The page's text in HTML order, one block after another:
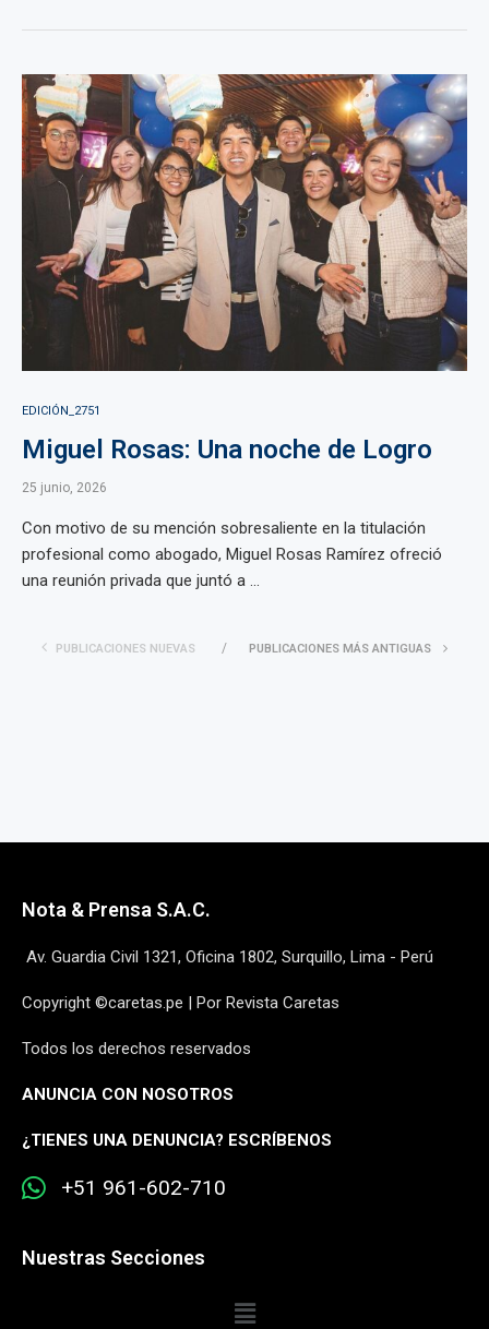
EDICIÓN_2751
Miguel Rosas: Una noche de Logro
25 junio, 2026
Con motivo de su mención sobresaliente en la titulación
profesional como abogado, Miguel Rosas Ramírez ofreció
una reunión privada que juntó a ...
PUBLICACIONES NUEVAS PUBLICACIONES MÁS ANTIGUAS
Nota & Prensa S.A.C.
Av. Guardia Civil 1321, Oficina 1802, Surquillo, Lima - Perú
Copyright ©caretas.pe | Por Revista Caretas
Todos los derechos reservados
ANUNCIA CON NOSOTROS
¿TIENES UNA DENUNCIA? ESCRÍBENOS
+51 961-602-710
Nuestras Secciones